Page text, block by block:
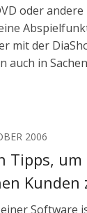
oder andere
mit der
auch in
2006
Tipps,
Kunden
Software